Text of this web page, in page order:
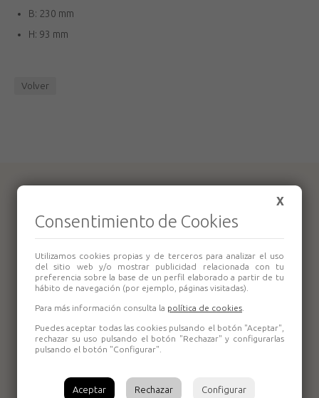
B: 230 mm
H: 93 mm
Volver
Tornillo de banco
Tornillo de banco
X
Consentimiento de Cookies
Utilizamos cookies propias y de terceros para analizar el uso
del sitio web y/o mostrar publicidad relacionada con tu
preferencia sobre la base de un perfil elaborado a partir de tu
hábito de navegación (por ejemplo, páginas visitadas).
Para más información consulta la política de cookies
Puedes aceptar todas las cookies pulsando el botón "Aceptar",
rechazar su uso pulsando el botón "Rechazar" y configurarlas
pulsando el botón "Configurar".
Aceptar Rechazar Configurar